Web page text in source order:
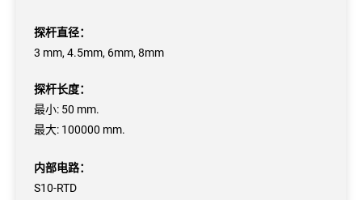
探杆直径：
3 mm, 4.5mm, 6mm, 8mm
探杆长度：
最小: 50 mm.
最大: 100000 mm.
内部电路：
S10-RTD